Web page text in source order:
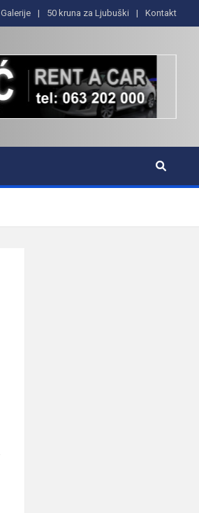
Galerije 50 kruna za Ljubuški Kontakt